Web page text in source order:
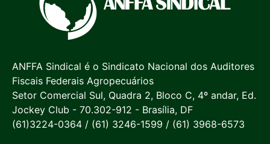
ANFFA Sindical é o Sindicato Nacional dos Auditores
Fiscais Federais Agropecuários
Setor Comercial Sul, Quadra 2, Bloco C, 4º andar, Ed.
Jockey Club - 70.302-912 - Brasília, DF
(61)3224-0364 / (61) 3246-1599 / (61) 3968-6573